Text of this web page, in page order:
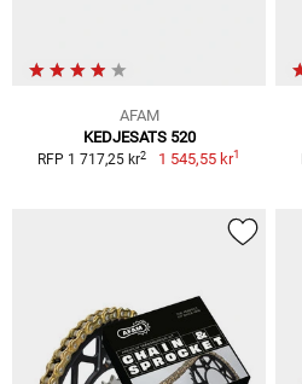
AFAM
KEDJESATS 520
RFP 1 717,25 kr2 1 545,55 kr1